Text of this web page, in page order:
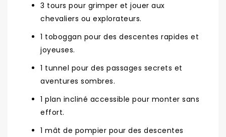
3 tours pour grimper et jouer aux
chevaliers ou explorateurs.
1 toboggan pour des descentes rapides et
joyeuses.
1 tunnel pour des passages secrets et
aventures sombres.
1 plan incliné accessible pour monter sans
effort.
1 mât de pompier pour des descentes